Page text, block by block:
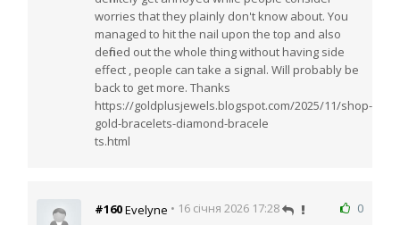
worries that they plainly don't know about. You
managed to hit the nail upon the top and also
defined out the whole thing without having side
effect , people can take a signal. Will probably be
back to get more. Thanks
https://goldplusjewels.blogspot.com/2025/11/shop-
gold-bracelets-diamond-bracele
ts.html
0
#160Evelyne • 16 січня 2026 17:28